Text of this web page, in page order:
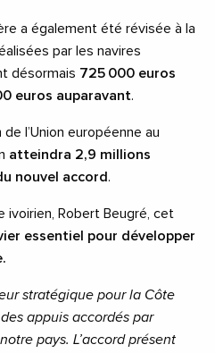
a également été révisée à la
par les navires
désormais 725 000 euros
euros auparavant.
l’Union européenne au
atteindra 2,9 millions
nouvel accord .
ivoirien, Robert Beugré, cet
essentiel pour développer
stratégique pour la Côte
appuis accordés par
pays. L’accord présent